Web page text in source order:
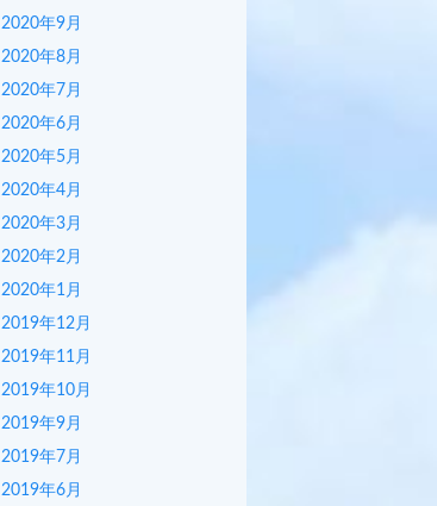
2020年9月
2020年8月
2020年7月
2020年6月
2020年5月
2020年4月
2020年3月
2020年2月
2020年1月
2019年12月
2019年11月
2019年10月
2019年9月
2019年7月
2019年6月